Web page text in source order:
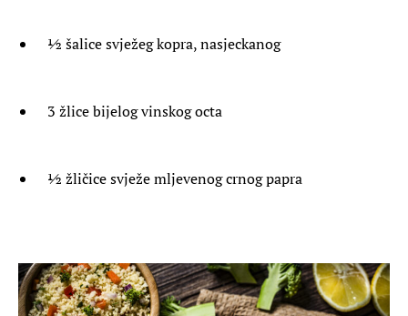
½ šalice svježeg kopra, nasjeckanog
3 žlice bijelog vinskog octa
½ žličice svježe mljevenog crnog papra